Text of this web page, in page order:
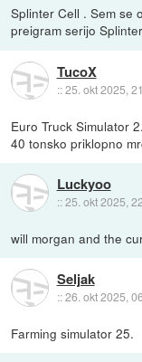
Splinter Cell . Sem se
preigram serijo
TucoX
::25. okt 2025,
Euro Truck Simulator
40 tonsko priklopno
Luckyoo
::25. okt 2025,
will morgan and the
Seljak
::26. okt 2025,
Farming simulator 25.